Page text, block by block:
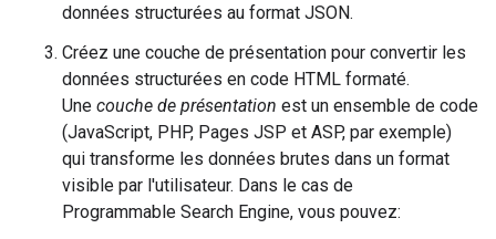
données structurées au format JSON.
Créez une couche de présentation pour convertir les
données structurées en code HTML formaté.
Une couche de présentation est un ensemble de code
(JavaScript, PHP, Pages JSP et ASP, par exemple)
qui transforme les données brutes dans un format
visible par l'utilisateur. Dans le cas de
Programmable Search Engine, vous pouvez: